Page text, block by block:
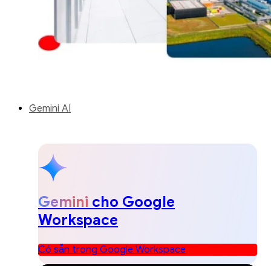
Gemini AI
Gemini cho Google
Workspace
Có sẵn trong Google Workspace